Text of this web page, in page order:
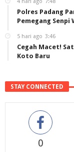
Polres Padang
Pemegang Senpi
5 hari ago 3:46
Cegah Macet!
Koto Baru
STAY CONNECTED
0